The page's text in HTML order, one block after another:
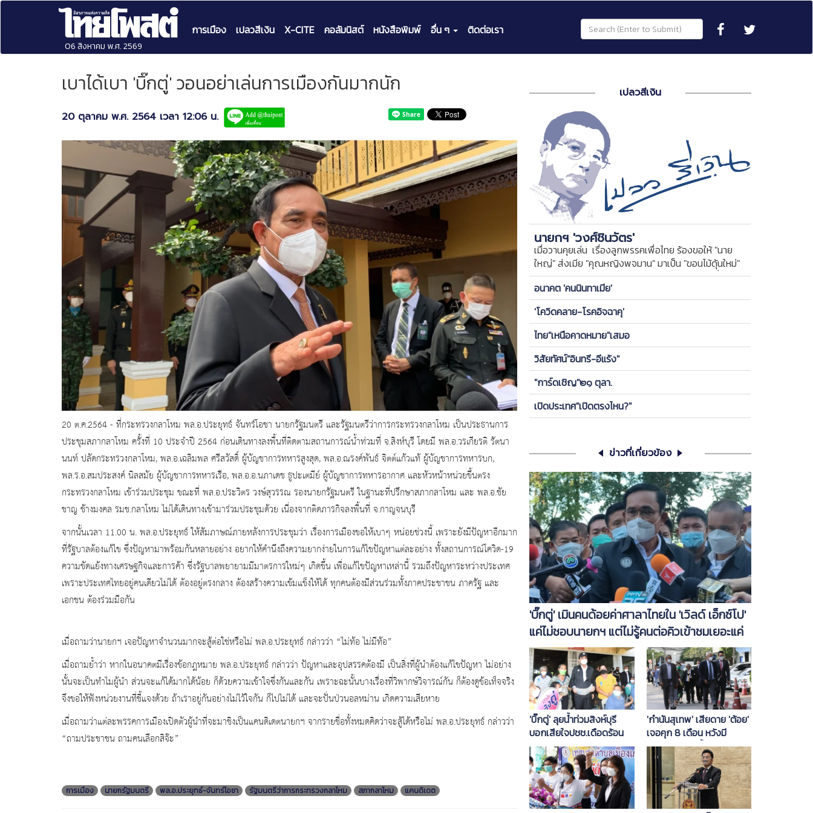
06 สิงหาคม พ.ศ. 2569
การเมือง เปลวสีเงิน X-CITE คอลัมนิสต์ หนังสือพิมพ์ อื่น ๆ ติดต่อเรา
เบาได้เบา 'บิ๊กตู่' วอนอย่าเล่นการเมืองกันมากนัก
20 ตุลาคม พ.ศ. 2564 เวลา 12:06 น.
20 ต.ค.2564 - ที่กระทรวงกลาโหม พล.อ.ประยุทธ์ จันทร์โอชา นายกรัฐมนตรี และรัฐมนตรีว่าการกระทรวงกลาโหม เป็นประธานการ
ประชุมสภากลาโหม ครั้งที่ 10 ประจำปี 2564 ก่อนเดินทางลงพื้นที่ติดตามสถานการณ์น้ำท่วมที่ จ.สิงห์บุรี โดยมี พล.อ.วรเกียรติ รัตนา
นนท์ ปลัดกระทรวงกลาโหม, พล.อ.เฉลิมพล ศรีสวัสดิ์ ผู้บัญชาการทหารสูงสุด, พล.อ.ณรงค์พันธ์ จิตต์แก้วแท้ ผู้บัญชาการทหารบก,
พล.ร.อ.สมประสงค์ นิลสมัย ผู้บัญชาการทหารเรือ, พล.อ.อ.นภาเดช ธูปะเตมีย์ ผู้บัญชาการทหารอากาศ และหัวหน้าหน่วยขึ้นตรง
กระทรวงกลาโหม เข้าร่วมประชุม ขณะที่ พล.อ.ประวิตร วงษ์สุวรรณ รองนายกรัฐมนตรี ในฐานะที่ปรึกษาสภากลาโหม และ พล.อ.ชัย
ชาญ ช้างมงคล รมช.กลาโหม ไม่ได้เดินทางเข้ามาร่วมประชุมด้วย เนื่องจากติดภารกิจลงพื้นที่ จ.กาญจนบุรี
จากนั้นเวลา 11.00 น. พล.อ.ประยุทธ์ ให้สัมภาษณ์ภายหลังการประชุมว่า เรื่องการเมืองขอให้เบาๆ หน่อยช่วงนี้ เพราะยังมีปัญหาอีกมาก
ที่รัฐบาลต้องแก้ไข ซึ่งปัญหามาพร้อมกันหลายอย่าง อยากให้คำนึงถึงความยากง่ายในการแก้ไขปัญหาแต่ละอย่าง ทั้งสถานการณ์โควิด-19
ความขัดแย้งทางเศรษฐกิจและการค้า ซึ่งรัฐบาลพยายามมีมาตรการใหม่ๆ เกิดขึ้น เพื่อแก้ไขปัญหาเหล่านี้ รวมถึงปัญหาระหว่างประเทศ
เพราะประเทศไทยอยู่คนเดียวไม่ได้ ต้องอยู่ตรงกลาง ต้องสร้างความเข้มแข็งให้ได้ ทุกคนต้องมีส่วนร่วมทั้งภาคประชาชน ภาครัฐ และ
เอกชน ต้องร่วมมือกัน
เมื่อถามว่านายกฯ เจอปัญหาจำนวนมากจะสู้ต่อใช่หรือไม่ พล.อ.ประยุทธ์ กล่าวว่า “ไม่ท้อ ไม่มีท้อ”
เมื่อถามย้ำว่า หากในอนาคตมีเรื่องข้อกฎหมาย พล.อ.ประยุทธ์ กล่าวว่า ปัญหาและอุปสรรคต้องมี เป็นสิ่งที่ผู้นำต้องแก้ไขปัญหา ไม่อย่าง
นั้นจะเป็นทำไมผู้นำ ส่วนจะแก้ได้มากได้น้อย ก็ด้วยความเข้าใจซึ่งกันและกัน เพราะฉะนั้นบางเรื่องที่วิพากษ์วิจารณ์กัน ก็ต้องดูข้อเท็จจริง
จึงขอให้ฟังหน่วยงานที่ชี้แจงด้วย ถ้าเราอยู่กันอย่างไม่ไว้ใจกัน ก็ไปไม่ได้ และจะปั่นป่วนอลหม่าน เกิดความเสียหาย
เมื่อถามว่าแต่ละพรรคการเมืองเปิดตัวผู้นำที่จะมาชิงเป็นแคนดิเดตนายกฯ จากรายชื่อทั้งหมดคิดว่าจะสู้ได้หรือไม่ พล.อ.ประยุทธ์ กล่าวว่า
“ถามประชาชน ถามคนเลือกสิจ๊ะ”
การเมือง นายกรัฐมนตรี พล.อ.ประยุทธ์-จันทร์โอชา รัฐมนตรีว่าการกระทรวงกลาโหม สภากลาโหม แคนดิเดต
เปลวสีเงิน
นายกฯ 'วงศ์ชินวัตร'
เมื่อวานคุยเล่น เรื่องลูกพรรคเพื่อไทย ร้องขอให้ "นาย
ใหญ่" ส่งเมีย "คุณหญิงพจมาน" มาเป็น "ขอนไม้ดุ้นใหม่"
ของพรรค ให้ลูกกบ-ลูกเขียดในพรรคได้เกาะ วันนี้ ขอคุย
ซีเครียดซักนิด
อนาคต 'คนนินทาเมีย'
'โควิดคลาย-โรคอิจฉาคุ'
ไทย"เหนือคาดหมาย"เสมอ
วิสัยทัศน์"อินทรี-อีแร้ง"
"การ์ดเชิญ"๒๑ ตุลา.
เปิดประเทศ"เปิดตรงไหน?"
ข่าวที่เกี่ยวข้อง
'บิ๊กตู่' เมินคนด้อยค่าศาลาไทยใน 'เวิลด์ เอ็กซ์โป'
แค่ไม่ชอบนายกฯ แต่ไม่รู้คนต่อคิวเข้าชมเยอะแค่
ไหน
'บิ๊กตู่' ลุยน้ำท่วมสิงห์บุรี
บอกเสียใจปชช.เดือดร้อน
นายกฯมีความสุขไม่ได้ อยาก
เจอชาวบ้าน ไม่ได้สร้างภาพ
'กำนันสุเทพ' เสียดาย 'ต้อย'
เจอคุก 8 เดือน หวังมี
โอกาสรอดในชั้นศาลฎีกา